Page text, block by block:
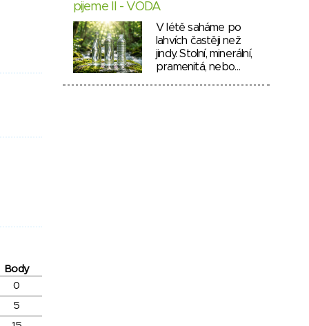
Body
0
5
pijeme II - VODA
V létě saháme po
lahvích častěji než
jindy. Stolní, minerální,
pramenitá, nebo…